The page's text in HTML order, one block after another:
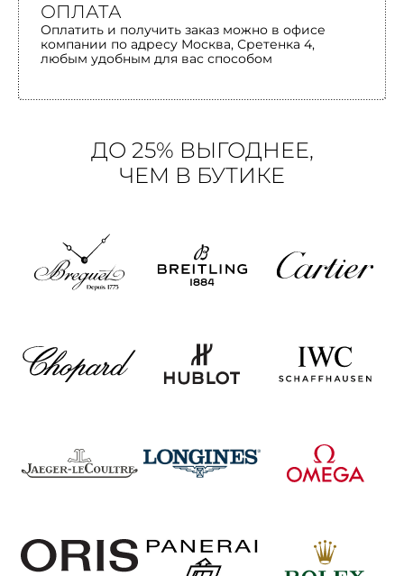
ОПЛАТА
Оплатить и получить заказ можно в офисе
компании по адресу Москва, Сретенка 4,
любым удобным для вас способом
ДО 25% ВЫГОДНЕЕ,
ЧЕМ В БУТИКЕ